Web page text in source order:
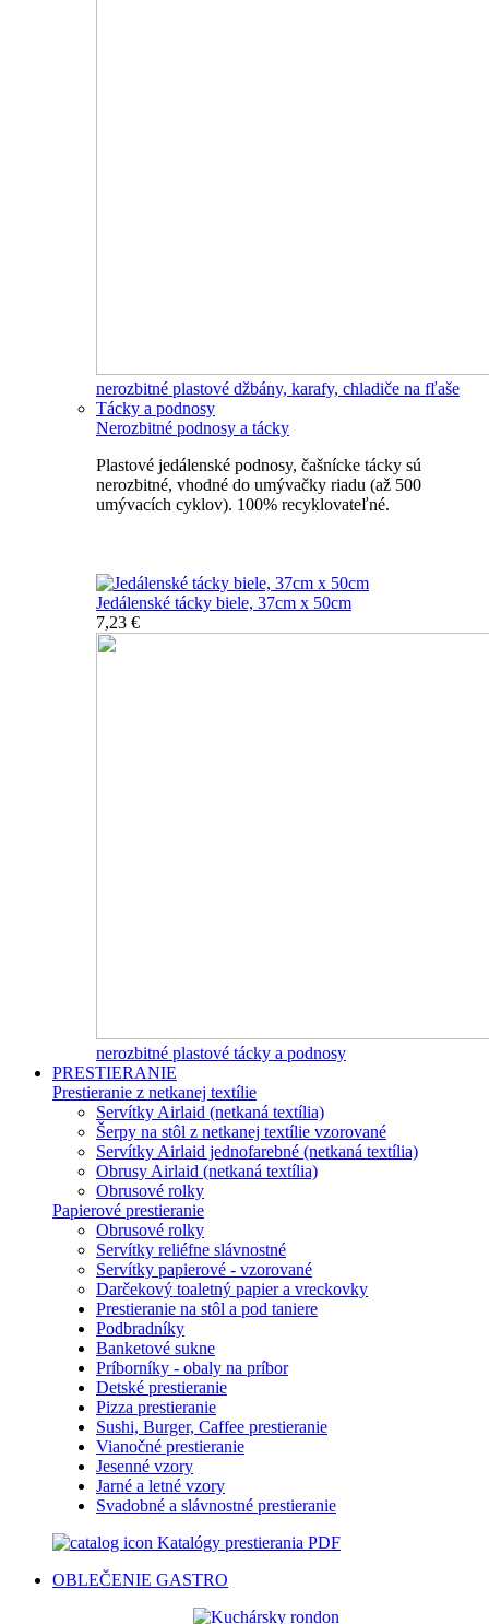
nerozbitné plastové džbány, karafy, chladiče na fľaše
Tácky a podnosy
Nerozbitné podnosy a tácky
Plastové jedálenské podnosy, čašnícke tácky sú
nerozbitné, vhodné do umývačky riadu (až 500
umývacích cyklov). 100% recyklovateľné.
Jedálenské tácky biele, 37cm x 50cm
7,23 €
nerozbitné plastové tácky a podnosy
PRESTIERANIE
Prestieranie z netkanej textílie
Servítky Airlaid (netkaná textília)
Šerpy na stôl z netkanej textílie vzorované
Servítky Airlaid jednofarebné (netkaná textília)
Obrusy Airlaid (netkaná textília)
Obrusové rolky
Papierové prestieranie
Obrusové rolky
Servítky reliéfne slávnostné
Servítky papierové - vzorované
Darčekový toaletný papier a vreckovky
Prestieranie na stôl a pod taniere
Podbradníky
Banketové sukne
Príborníky - obaly na príbor
Detské prestieranie
Pizza prestieranie
Sushi, Burger, Caffee prestieranie
Vianočné prestieranie
Jesenné vzory
Jarné a letné vzory
Svadobné a slávnostné prestieranie
Katalógy prestierania PDF
OBLEČENIE GASTRO